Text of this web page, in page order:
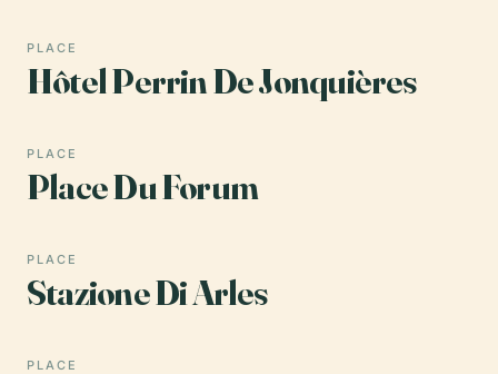
PLACE
Hôtel Perrin De Jonquières
PLACE
Place Du Forum
PLACE
Stazione Di Arles
PLACE